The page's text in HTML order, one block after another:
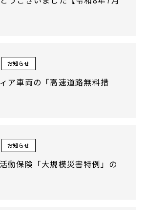
お知らせ
ア車両の「高速道路無料措
お知らせ
動保険「大規模災害特例」の